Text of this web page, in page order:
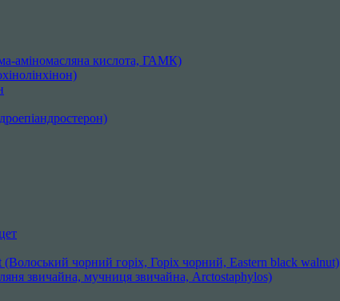
аміномасляна кислота, ГАМК)
чорний горіх, Горіх чорний, Eastern black walnut)
звичайна, мучниця звичайна, Arctostaphylos)